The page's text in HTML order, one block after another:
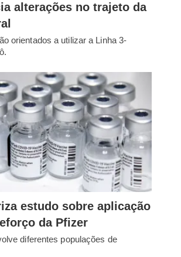
alterações no trajeto da
orientados a utilizar a Linha 3-
estudo sobre aplicação
da Pfizer
diferentes populações de